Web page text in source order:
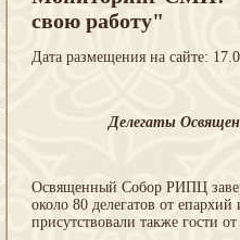
свою работу"
Дата размещения на сайте:
Делегаты
Освященный Собор РИПЦ
около 80 делегатов от
присутствовали также